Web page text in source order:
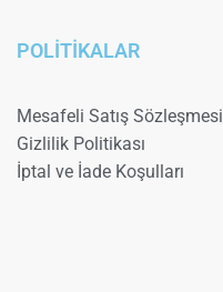
POLİTİKALAR
Mesafeli Satış Sözleşmesi
Gizlilik Politikası
İptal ve İade Koşulları